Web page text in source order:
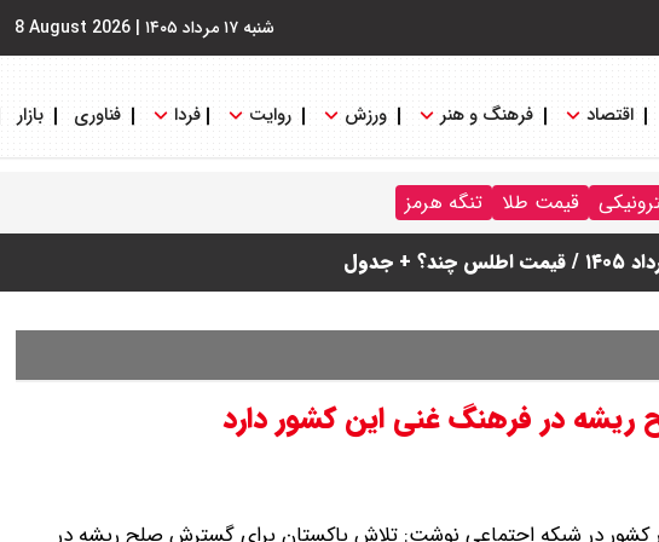
شنبه ۱۷ مرداد ۱۴۰۵ |
8 August 2026
اقتصاد فرهنگ و هنر ورزش روایت فردا فناوری بازار
قیمت طلا تنگه هرمز
در فرهنگ غنی این کشور دارد
کشور در شبکه اجتماعی نوشت: تلاش پاکستان برای گسترش صلح ریشه در